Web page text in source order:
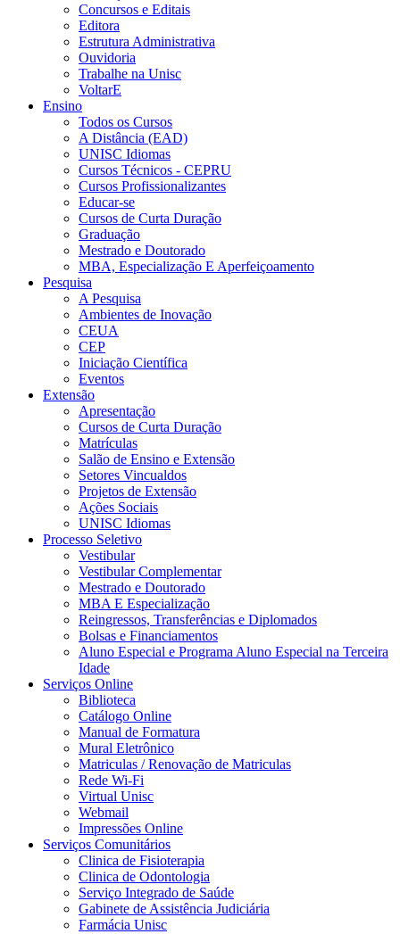
Concursos e Editais
Editora
Estrutura Administrativa
Ouvidoria
Trabalhe na Unisc
VoltarE
Ensino
Todos os Cursos
A Distância (EAD)
UNISC Idiomas
Cursos Técnicos - CEPRU
Cursos Profissionalizantes
Educar-se
Cursos de Curta Duração
Graduação
Mestrado e Doutorado
MBA, Especialização E Aperfeiçoamento
Pesquisa
A Pesquisa
Ambientes de Inovação
CEUA
CEP
Iniciação Científica
Eventos
Extensão
Apresentação
Cursos de Curta Duração
Matrículas
Salão de Ensino e Extensão
Setores Vincualdos
Projetos de Extensão
Ações Sociais
UNISC Idiomas
Processo Seletivo
Vestibular
Vestibular Complementar
Mestrado e Doutorado
MBA E Especialização
Reingressos, Transferências e Diplomados
Bolsas e Financiamentos
Aluno Especial e Programa Aluno Especial na Terceira
Idade
Serviços Online
Biblioteca
Catálogo Online
Manual de Formatura
Mural Eletrônico
Matriculas / Renovação de Matriculas
Rede Wi-Fi
Virtual Unisc
Webmail
Impressões Online
Serviços Comunitários
Clinica de Fisioterapia
Clinica de Odontologia
Serviço Integrado de Saúde
Gabinete de Assistência Judiciária
Farmácia Unisc